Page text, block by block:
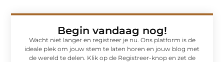
Begin vandaag nog!
Wacht niet langer en registreer je nu. Ons platform is de
ideale plek om jouw stem te laten horen en jouw blog met
de wereld te delen. Klik op de Registreer-knop en zet de